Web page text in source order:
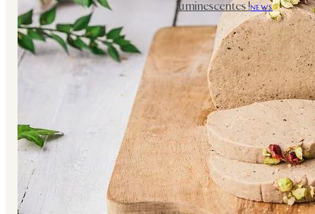
luminescentes !NEWS